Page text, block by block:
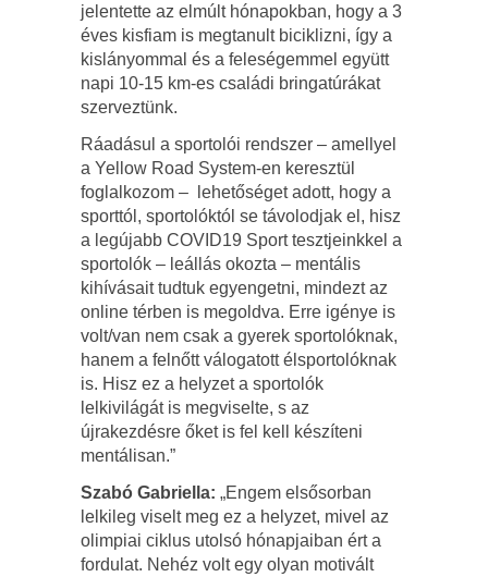
jelentette az elmúlt hónapokban, hogy a 3
éves kisfiam is megtanult biciklizni, így a
kislányommal és a feleségemmel együtt
napi 10-15 km-es családi bringatúrákat
szerveztünk.
Ráadásul a sportolói rendszer – amellyel
a Yellow Road System-en keresztül
foglalkozom – lehetőséget adott, hogy a
sporttól, sportolóktól se távolodjak el, hisz
a legújabb COVID19 Sport tesztjeinkkel a
sportolók – leállás okozta – mentális
kihívásait tudtuk egyengetni, mindezt az
online térben is megoldva. Erre igénye is
volt/van nem csak a gyerek sportolóknak,
hanem a felnőtt válogatott élsportolóknak
is. Hisz ez a helyzet a sportolók
lelkivilágát is megviselte, s az
újrakezdésre őket is fel kell készíteni
mentálisan.”
Szabó Gabriella: „Engem elsősorban
lelkileg viselt meg ez a helyzet, mivel az
olimpiai ciklus utolsó hónapjaiban ért a
fordulat. Nehéz volt egy olyan motivált